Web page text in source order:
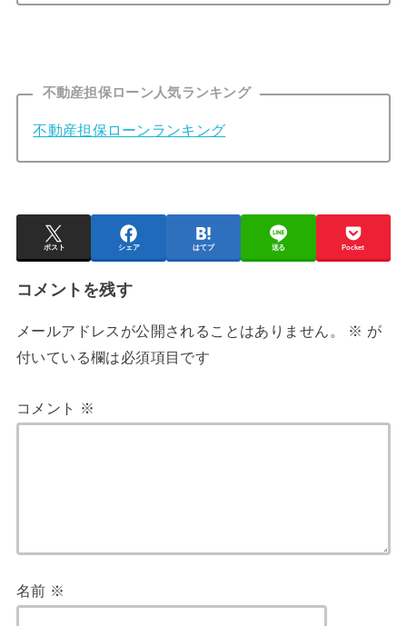
不動産担保ローン人気ランキング
不動産担保ローンランキング
ポスト シェア はてブ 送る Pocket
コメントを残す
メールアドレスが公開されることはありません。 ※ が
付いている欄は必須項目です
コメント ※
名前 ※